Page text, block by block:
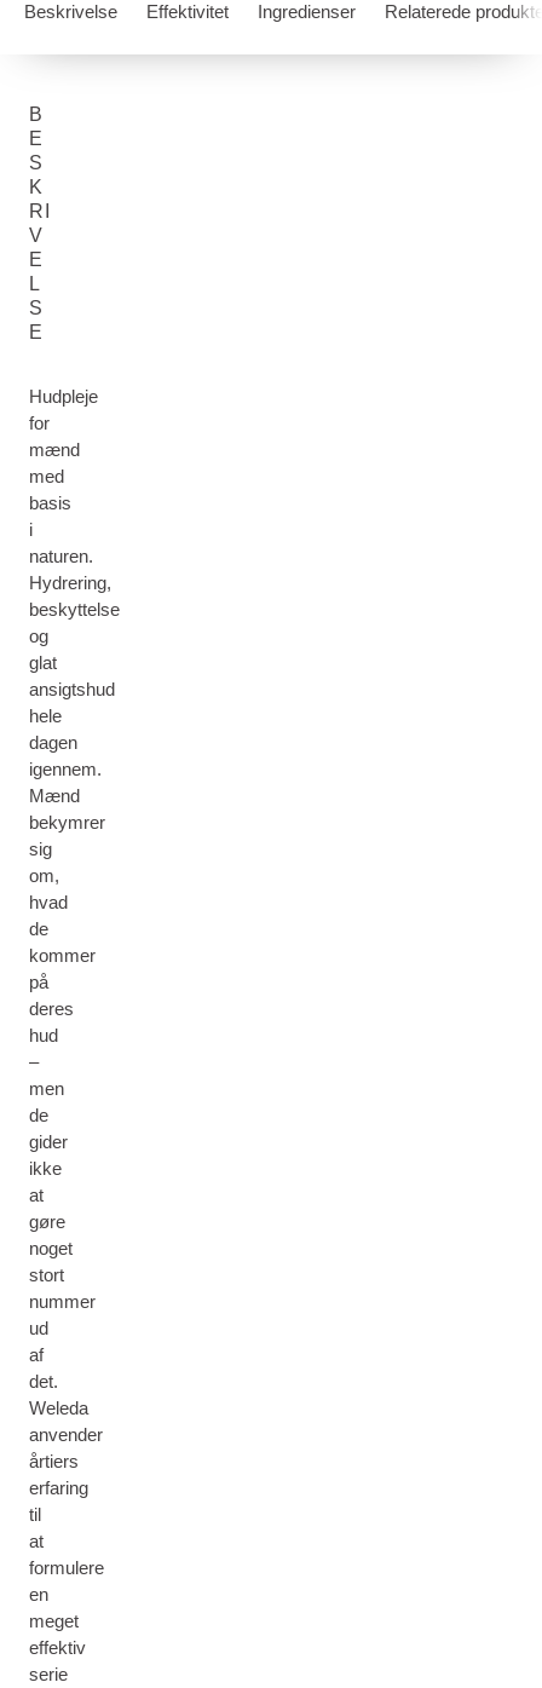
Beskrivelse Effektivitet Ingredienser Relaterede
B
E
S
K
RI
V
E
L
S
E
Hudpleje
for
mænd
med
basis
i
naturen.
Hydrering,
beskyttelse
og
glat
ansigtshud
hele
dagen
igennem.
Mænd
bekymrer
sig
om,
hvad
de
kommer
på
deres
hud
–
men
de
gider
ikke
at
gøre
noget
stort
nummer
ud
af
det.
Weleda
anvender
årtiers
erfaring
til
at
formulere
en
meget
effektiv
serie